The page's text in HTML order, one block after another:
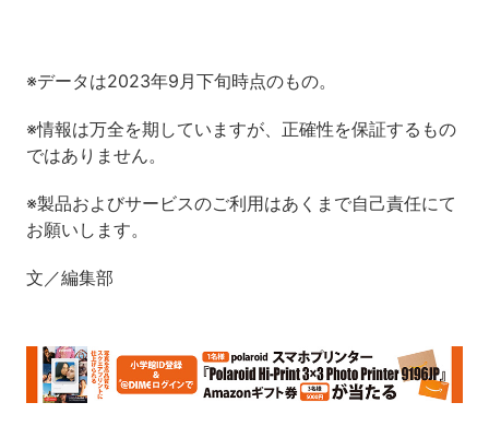
※データは2023年9月下旬時点のもの。
※情報は万全を期していますが、正確性を保証するもの
ではありません。
※製品およびサービスのご利用はあくまで自己責任にて
お願いします。
文／編集部